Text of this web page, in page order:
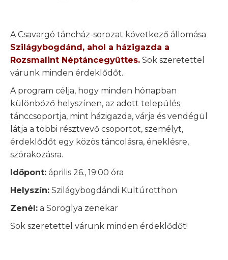
A Csavargó táncház-sorozat következő állomása
Szilágybogdánd, ahol a házigazda a
Rozsmalint Néptáncegyüttes. Sok szeretettel
várunk minden érdeklődőt.
A program célja, hogy minden hónapban
különböző helyszínen, az adott település
tánccsoportja, mint házigazda, várja és vendégül
látja a többi résztvevő csoportot, személyt,
érdeklődőt egy közös táncolásra, éneklésre,
szórakozásra.
Időpont: április 26., 19:00 óra
Helyszín: Szilágybogdándi Kultúrotthon
Zenél: a Soroglya zenekar
Sok szeretettel várunk minden érdeklődőt!